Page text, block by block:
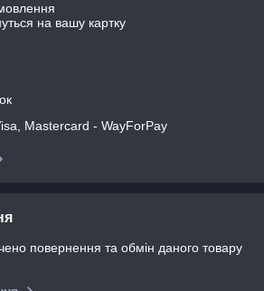
на вашу картку
Mastercard - WayForPay
повернення та обмін даного товару